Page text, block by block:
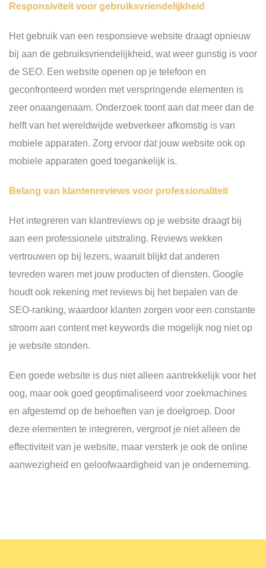
Responsiviteit voor gebruiksvriendelijkheid
Het gebruik van een responsieve website draagt opnieuw
bij aan de gebruiksvriendelijkheid, wat weer gunstig is voor
de SEO. Een website openen op je telefoon en
geconfronteerd worden met verspringende elementen is
zeer onaangenaam. Onderzoek toont aan dat meer dan de
helft van het wereldwijde webverkeer afkomstig is van
mobiele apparaten. Zorg ervoor dat jouw website ook op
mobiele apparaten goed toegankelijk is.
Belang van klantenreviews voor professionaliteit
Het integreren van klantreviews op je website draagt bij
aan een professionele uitstraling. Reviews wekken
vertrouwen op bij lezers, waaruit blijkt dat anderen
tevreden waren met jouw producten of diensten. Google
houdt ook rekening met reviews bij het bepalen van de
SEO-ranking, waardoor klanten zorgen voor een constante
stroom aan content met keywords die mogelijk nog niet op
je website stonden.
Een goede website is dus niet alleen aantrekkelijk voor het
oog, maar ook goed geoptimaliseerd voor zoekmachines
en afgestemd op de behoeften van je doelgroep. Door
deze elementen te integreren, vergroot je niet alleen de
effectiviteit van je website, maar versterk je ook de online
aanwezigheid en geloofwaardigheid van je onderneming.